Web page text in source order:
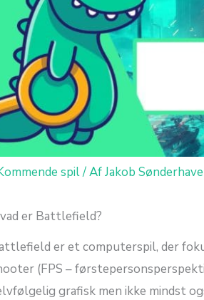
spil/ AfJakob
er Battlefield?
er et computerspil, der
(FPS –
grafisk men ikke mindst